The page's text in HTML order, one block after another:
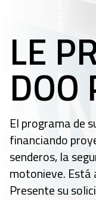
LE
DOO
El programa de
financiando
senderos, la
motonieve. Está
Presente su